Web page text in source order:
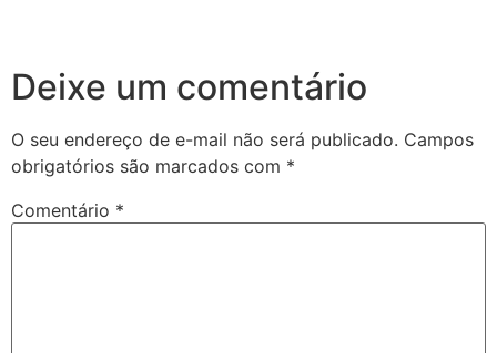
Deixe um comentário
O seu endereço de e-mail não será publicado. Campos
obrigatórios são marcados com *
Comentário *